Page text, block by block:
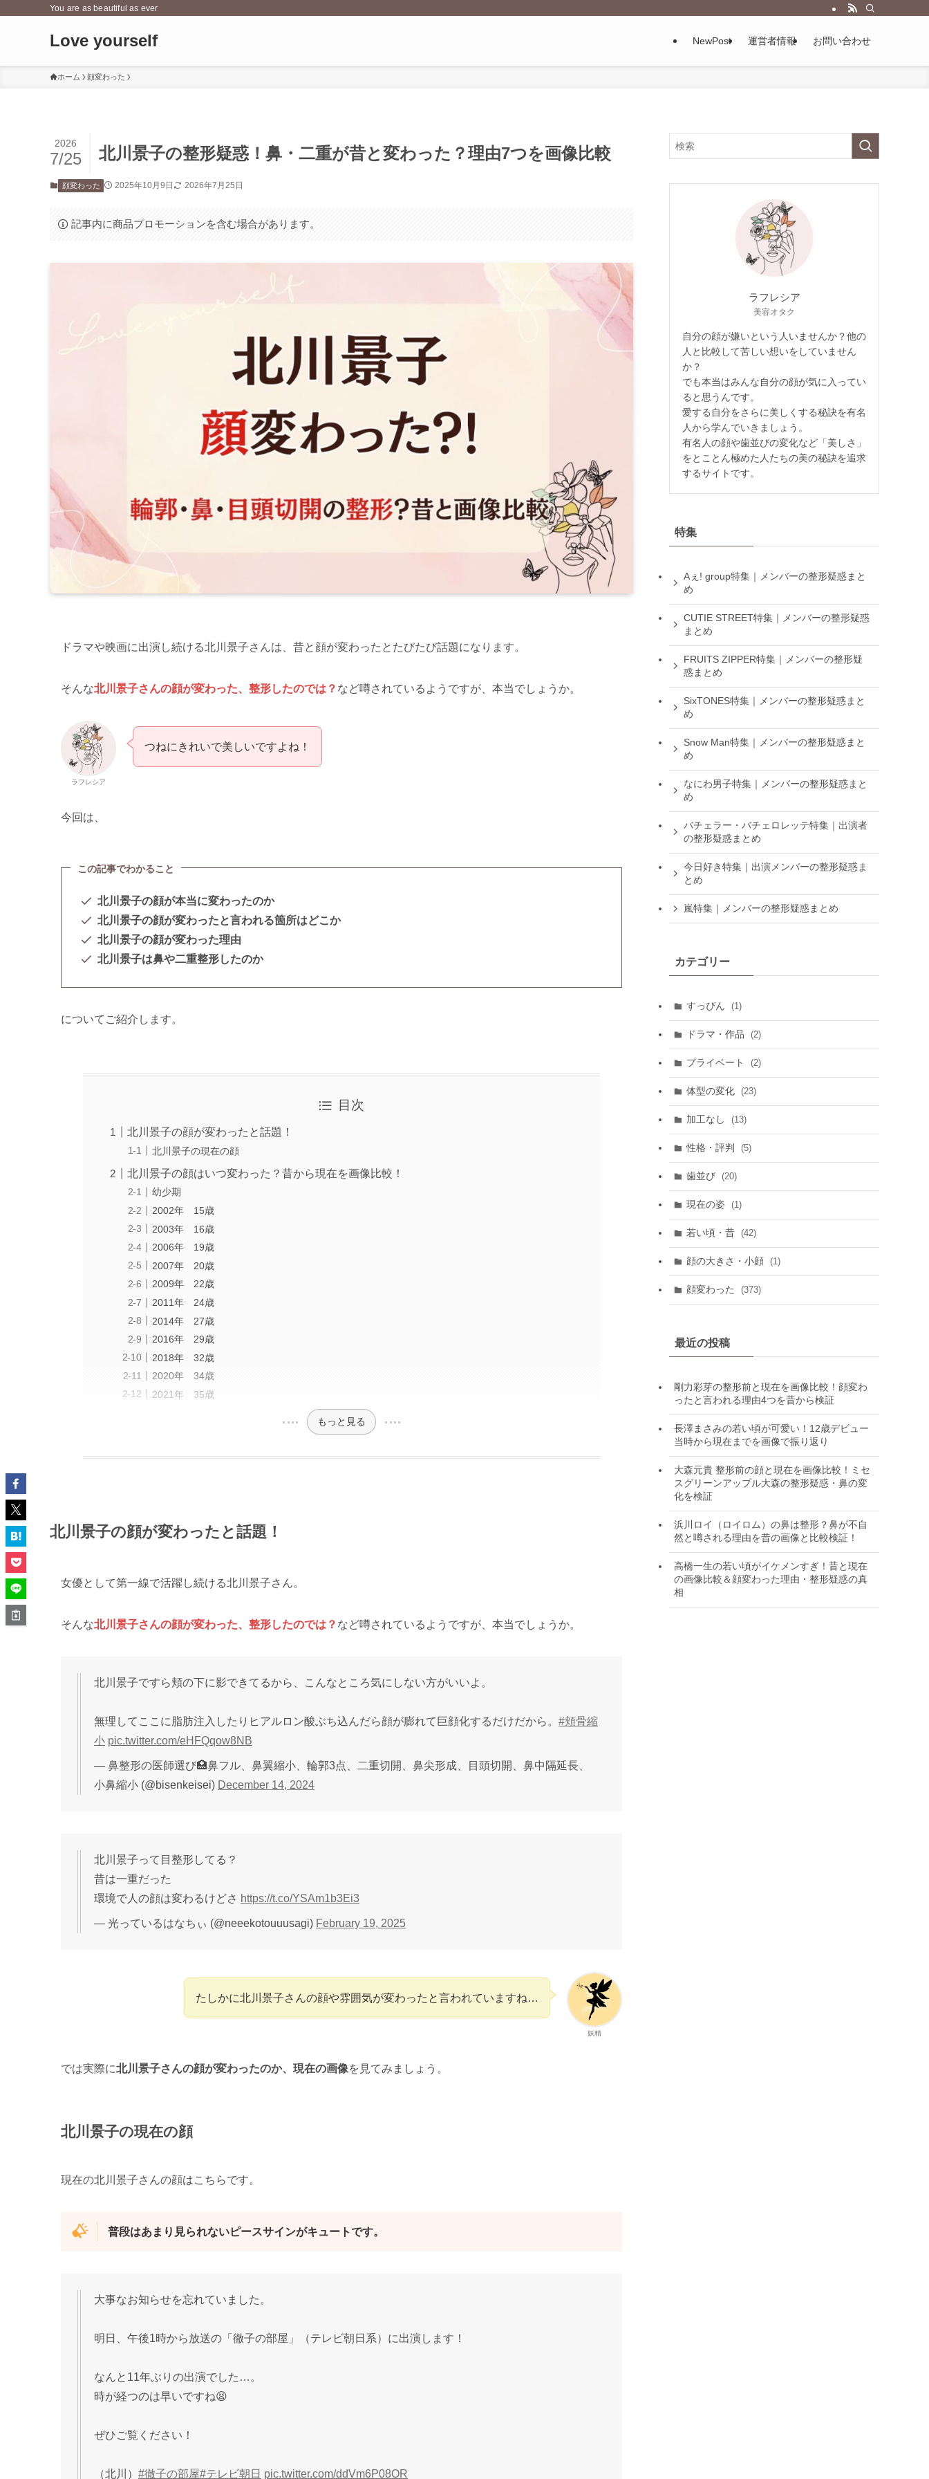
You are as beautiful as ever
Love yourself NewPost 運営者情報 お問い合わせ
ホーム 顔変わった
北川景子の整形疑惑！鼻・二重が昔と変わった？理由7つを画像比較
2026
7/25
顔変わった 2025年10月9日 2026年7月25日
記事内に商品プロモーションを含む場合があります。
ドラマや映画に出演し続ける北川景子さんは、昔と顔が変わったとたびたび話題になります。
そんな北川景子さんの顔が変わった、整形したのでは？ など噂されているようですが、本当でしょうか。
ラフレシア
つねにきれいで美しいですよね！
今回は、
この記事でわかること
北川景子の顔が本当に変わったのか
北川景子の顔が変わったと言われる箇所はどこか
北川景子の顔が変わった理由
北川景子は鼻や二重整形したのか
についてご紹介します。
目次
北川景子の顔が変わったと話題！
北川景子の現在の顔
北川景子の顔はいつ変わった？昔から現在を画像比較！
幼少期
2002年 15歳
2003年 16歳
2006年 19歳
2007年 20歳
2009年 22歳
2011年 24歳
2014年 27歳
2016年 29歳
2018年 32歳
2020年 34歳
2021年 35歳
もっと見る
北川景子の顔が変わったと話題！
女優として第一線で活躍し続ける北川景子さん。
そんな北川景子さんの顔が変わった、整形したのでは？ など噂されているようですが、本当でしょうか。
北川景子ですら頬の下に影できてるから、こんなところ気にしない方がいいよ。
無理してここに脂肪注入したりヒアルロン酸ぶち込んだら顔が膨れて巨顔化するだけだから。 #頬骨縮
小 pic.twitter.com/eHFQqow8NB
— 鼻整形の医師選び🏥鼻フル、鼻翼縮小、輪郭3点、二重切開、鼻尖形成、目頭切開、鼻中隔延長、
小鼻縮小 (@bisenkeisei) December 14, 2024
北川景子って目整形してる？
昔は一重だった
環境で人の顔は変わるけどさ https://t.co/YSAm1b3Ei3
— 光っているはなちぃ (@neeekotouuusagi) February 19, 2025
妖精
たしかに北川景子さんの顔や雰囲気が変わったと言われていますね…
では実際に北川景子さんの顔が変わったのか、現在の画像を見てみましょう。
北川景子の現在の顔
現在の北川景子さんの顔はこちらです。
普段はあまり見られないピースサインがキュートです。
大事なお知らせを忘れていました。
明日、午後1時から放送の「徹子の部屋」（テレビ朝日系）に出演します！
なんと11年ぶりの出演でした…。
時が経つのは早いですね😫
ぜひご覧ください！
（北川） #徹子の部屋#テレビ朝日 pic.twitter.com/ddVm6P08OR
ラフレシア
美容オタク
自分の顔が嫌いという人いませんか？他の
人と比較して苦しい想いをしていません
か？
でも本当はみんな自分の顔が気に入ってい
ると思うんです。
愛する自分をさらに美しくする秘訣を有名
人から学んでいきましょう。
有名人の顔や歯並びの変化など「美しさ」
をとことん極めた人たちの美の秘訣を追求
するサイトです。
特集
Aぇ! group特集｜メンバーの整形疑惑まと
め
CUTIE STREET特集｜メンバーの整形疑惑
まとめ
FRUITS ZIPPER特集｜メンバーの整形疑
惑まとめ
SixTONES特集｜メンバーの整形疑惑まと
め
Snow Man特集｜メンバーの整形疑惑まと
め
なにわ男子特集｜メンバーの整形疑惑まと
め
バチェラー・バチェロレッテ特集｜出演者
の整形疑惑まとめ
今日好き特集｜出演メンバーの整形疑惑ま
とめ
嵐特集｜メンバーの整形疑惑まとめ
カテゴリー
すっぴん (1)
ドラマ・作品 (2)
プライベート (2)
体型の変化 (23)
加工なし (13)
性格・評判 (5)
歯並び (20)
現在の姿 (1)
若い頃・昔 (42)
顔の大きさ・小顔 (1)
顔変わった (373)
最近の投稿
剛力彩芽の整形前と現在を画像比較！顔変わ
ったと言われる理由4つを昔から検証
長澤まさみの若い頃が可愛い！12歳デビュー
当時から現在までを画像で振り返り
大森元貴 整形前の顔と現在を画像比較！ミセ
スグリーンアップル大森の整形疑惑・鼻の変
化を検証
浜川ロイ（ロイロム）の鼻は整形？鼻が不自
然と噂される理由を昔の画像と比較検証！
高橋一生の若い頃がイケメンすぎ！昔と現在
の画像比較＆顔変わった理由・整形疑惑の真
相